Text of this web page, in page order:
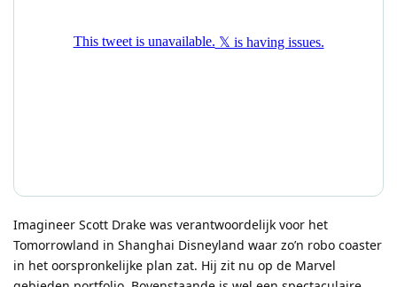
Imagineer Scott Drake was verantwoordelijk voor het
Tomorrowland in Shanghai Disneyland waar zo’n robo coaster
in het oorspronkelijke plan zat. Hij zit nu op de Marvel